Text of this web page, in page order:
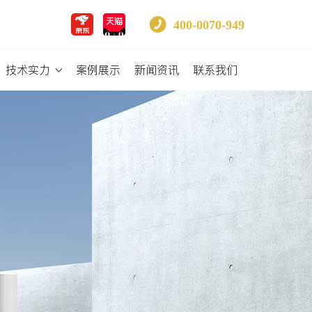
400-0070-949
技术实力 案例展示 新闻资讯 联系我们